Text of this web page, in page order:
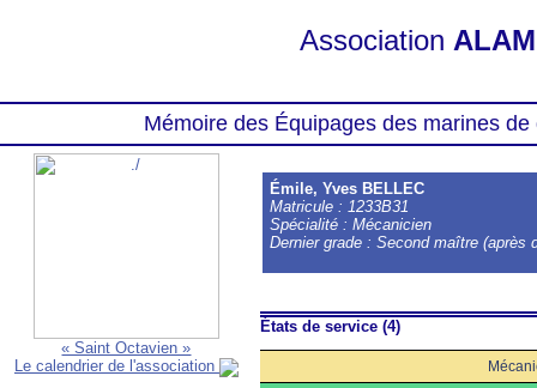
Association
Mémoire des Équipages des marines
« Saint Octavien »
Le calendrier de l'association
Émile, Yves BELLEC
Matricule : 1233B31
Spécialité : Mécanicien
Dernier grade : Second maître (après
États de service (4)